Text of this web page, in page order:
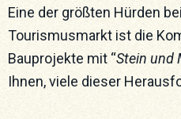
Eine der größten Hürden
Tourismusmarkt ist die
Bauprojekte mit “Stein und
Ihnen, viele dieser